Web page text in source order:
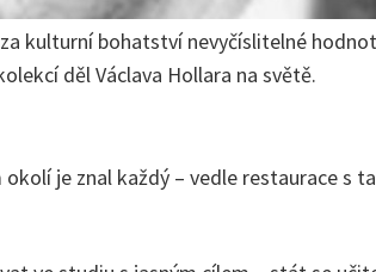
kulturní bohatství nevyčíslitelné
děl Václava Hollara na světě.
je znal každý – vedle restaurace s